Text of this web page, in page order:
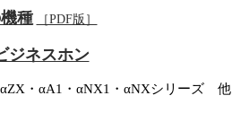
種 ［PDF版］
ジネスホン
・αNX1・αNXシリーズ 他